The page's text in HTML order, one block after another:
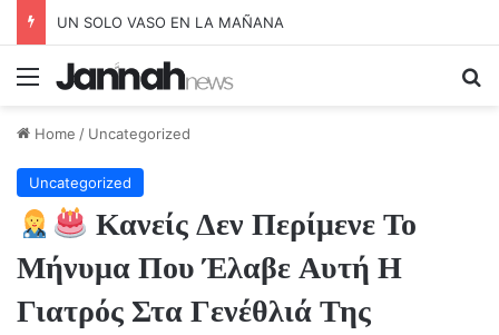
UN SOLO VASO EN LA MAÑANA
Menu
Home / Uncategorized
Uncategorized
Κανείς Δεν Περίμενε Το
Μήνυμα Που Έλαβε Αυτή Η
Γιατρός Στα Γενέθλιά Της